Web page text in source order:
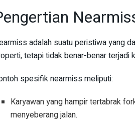
adalah suatu peristiwa yang
tetapi tidak benar-benar terjadi
spesifik nearmiss meliputi:
Karyawan yang hampir tertabrak
menyeberang jalan.